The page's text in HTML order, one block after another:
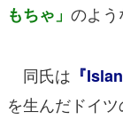
もちゃ」 のよう
同氏は 『
を生んだドイ